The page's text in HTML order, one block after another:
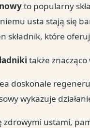
to popularny
usta stają się
składnik, które
także znacząco
doskonale
wykazuje
zdrowymi ustami,